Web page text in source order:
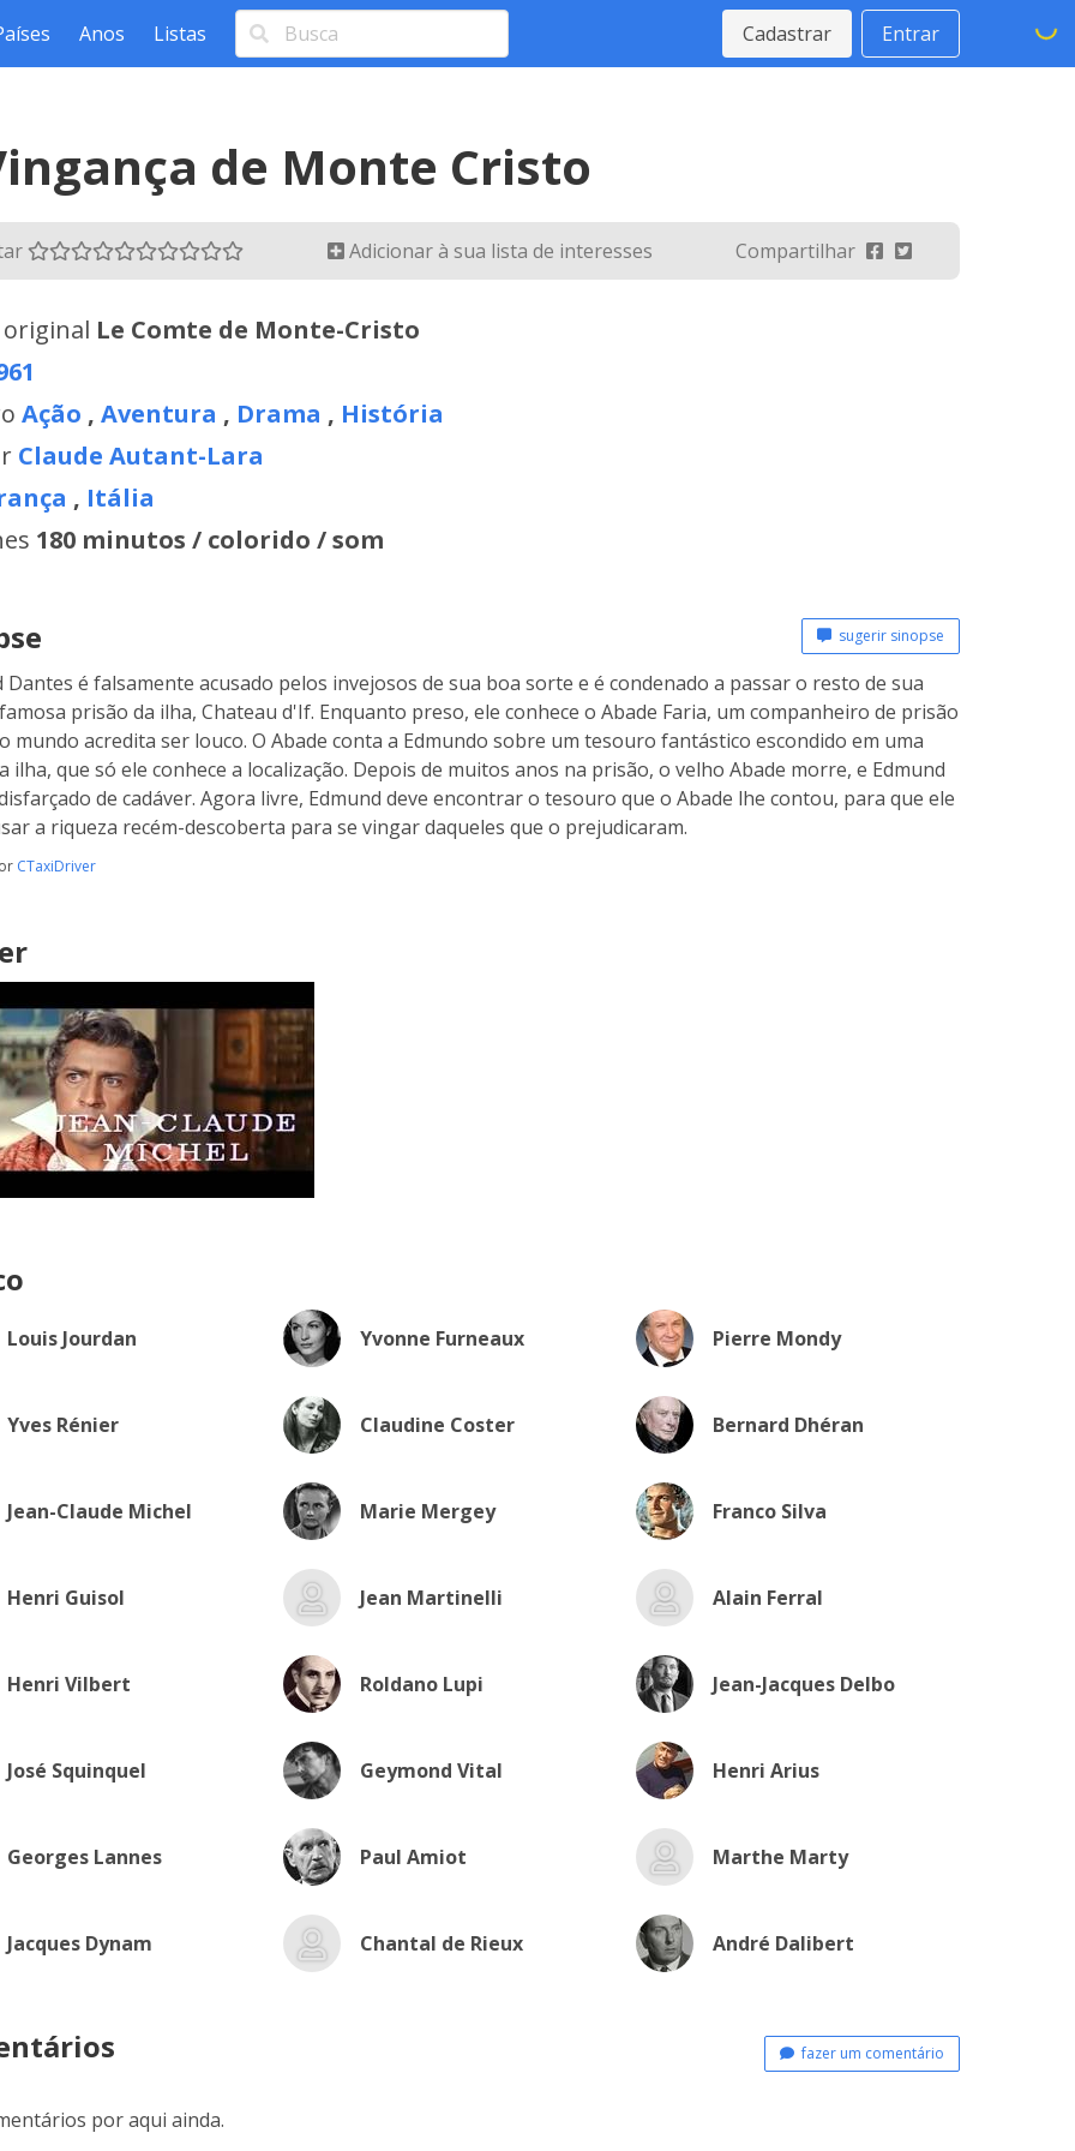
Anos Listas Cadastrar Entrar
de Monte Cristo
Adicionar à sua lista de interesses Compartilhar
Le Comte de Monte-Cristo
Ação , Aventura , Drama , História
Claude Autant-Lara
, Itália
180 minutos / colorido / som
sugerir sinopse
Dantes é falsamente acusado pelos invejosos de sua boa sorte e é condenado a passar o resto de sua
prisão da ilha, Chateau d'If. Enquanto preso, ele conhece o Abade Faria, um companheiro de prisão
mundo acredita ser louco. O Abade conta a Edmundo sobre um tesouro fantástico escondido em uma
ilha, que só ele conhece a localização. Depois de muitos anos na prisão, o velho Abade morre, e Edmund
de cadáver. Agora livre, Edmund deve encontrar o tesouro que o Abade lhe contou, para que ele
a riqueza recém-descoberta para se vingar daqueles que o prejudicaram.
CTaxiDriver
Louis Jourdan Yvonne Furneaux Pierre Mondy
Yves Rénier Claudine Coster Bernard Dhéran
Jean-Claude Michel Marie Mergey Franco Silva
Henri Guisol Jean Martinelli Alain Ferral
Henri Vilbert Roldano Lupi Jean-Jacques Delbo
José Squinquel Geymond Vital Henri Arius
Georges Lannes Paul Amiot Marthe Marty
Jacques Dynam Chantal de Rieux André Dalibert
fazer um comentário
por aqui ainda.